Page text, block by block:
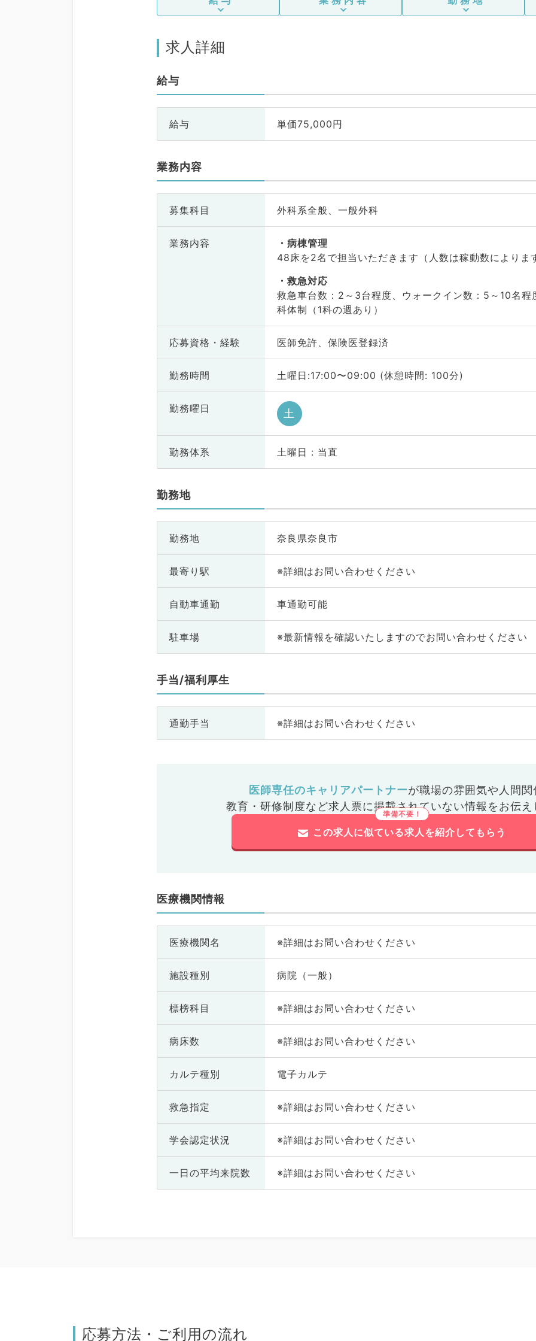
求人詳細
給与
給与 単価75,000円
業務内容
募集科目 外科系全般、一般外科
業務内容
病棟管理
48床を2名で担当いただきます（人数は稼動数によりま
救急対応
救急車台数：2～3台程度、ウォークイン数：5～10名程
科体制（1科の週あり）
応募資格・ 経験 医師免許、保険医登録済
勤務時間 土曜日:17:00〜09:00 (休憩時間: 100分)
勤務曜日 土
勤務体系 土曜日 : 当直
勤務地
勤務地 奈良県奈良市
最寄り駅 ※詳細はお問い合わせください
自動車通勤 車通勤可能
駐車場 ※最新情報を確認いたしますのでお問い合わせください
手当/福利厚生
通勤手当 ※詳細はお問い合わせください
医師専任のキャリアパートナーが職場の雰囲気や人間関
教育・研修制度など求人票に掲載されていない情報をお伝え
この求人に似ている求人を紹介してもらう
医療機関情報
医療機関名 ※詳細はお問い合わせください
施設種別 病院（一般）
標榜科目 ※詳細はお問い合わせください
病床数 ※詳細はお問い合わせください
カルテ種別 電子カルテ
救急指定 ※詳細はお問い合わせください
学会認定状況 ※詳細はお問い合わせください
一日の平均来院数 ※詳細はお問い合わせください
応募方法・ご利用の流れ